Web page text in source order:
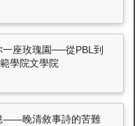
座玫瑰園──從PBL到
學院文學院
——晚清敘事詩的苦難